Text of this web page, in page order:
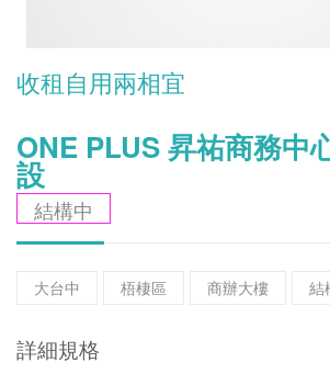
收租自用兩相宜
ONE PLUS 昇祐商務中
設
結構中
大台中 梧棲區 商辦大樓 結
詳細規格